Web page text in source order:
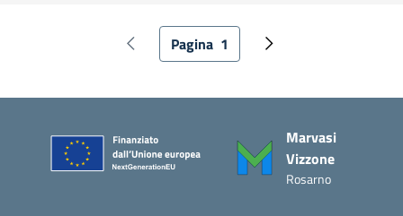
Paginazione
Pagina precedente
Pagina attuale
Pagina 1 Pagina successiva
Marvasi
Vizzone
Rosarno